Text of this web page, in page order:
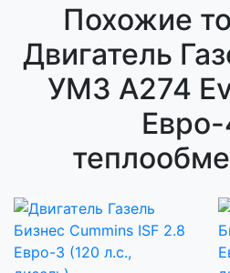
Похожие
Двигатель
УМЗ А274